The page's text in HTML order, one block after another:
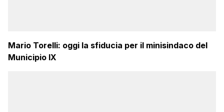
Mario Torelli: oggi la sfiducia per il minisindaco del
Municipio IX